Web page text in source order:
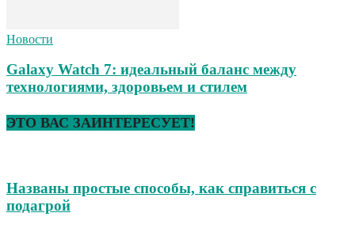
Новости
Galaxy Watch 7: идеальный баланс между
технологиями, здоровьем и стилем
ЭТО ВАС ЗАИНТЕРЕСУЕТ!
Названы простые способы, как справиться с
подагрой